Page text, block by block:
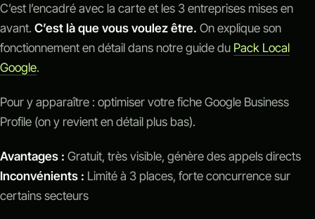
C’est l’encadré avec la carte et les 3 entreprises mises en
avant. C’est là que vous voulez être. On explique son
fonctionnement en détail dans notre guide du Pack Local
Google.
Pour y apparaître : optimiser votre fiche Google Business
Profile (on y revient en détail plus bas).
Avantages : Gratuit, très visible, génère des appels directs
Inconvénients : Limité à 3 places, forte concurrence sur
certains secteurs